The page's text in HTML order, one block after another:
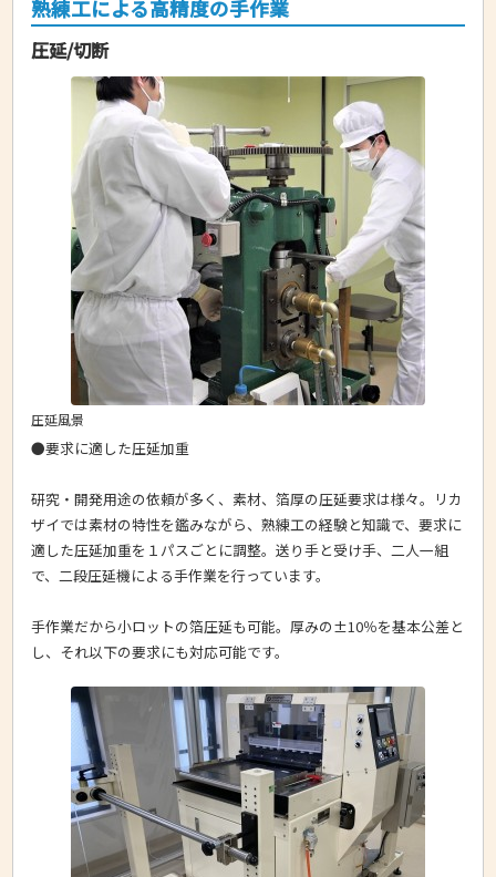
熟練工による高精度の手作業
圧延/切断
圧延風景
●要求に適した圧延加重
研究・開発用途の依頼が多く、素材、箔厚の圧延要求は様々。リカ
ザイでは素材の特性を鑑みながら、熟練工の経験と知識で、要求に
適した圧延加重を１パスごとに調整。送り手と受け手、二人一組
で、二段圧延機による手作業を行っています。
手作業だから小ロットの箔圧延も可能。厚みの±10％を基本公差と
し、それ以下の要求にも対応可能です。